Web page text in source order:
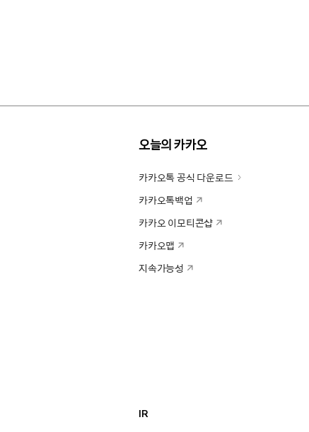
오늘의 카카오
카카오톡 공식 다운로드
카카오톡백업
카카오 이모티콘샵
카카오맵
지속가능성
IR